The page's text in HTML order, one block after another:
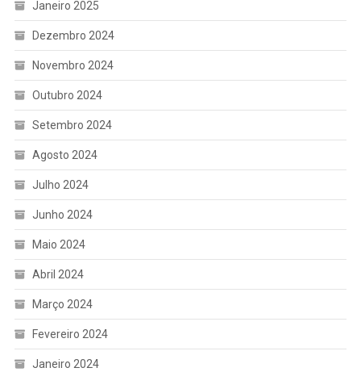
Janeiro 2025
Dezembro 2024
Novembro 2024
Outubro 2024
Setembro 2024
Agosto 2024
Julho 2024
Junho 2024
Maio 2024
Abril 2024
Março 2024
Fevereiro 2024
Janeiro 2024